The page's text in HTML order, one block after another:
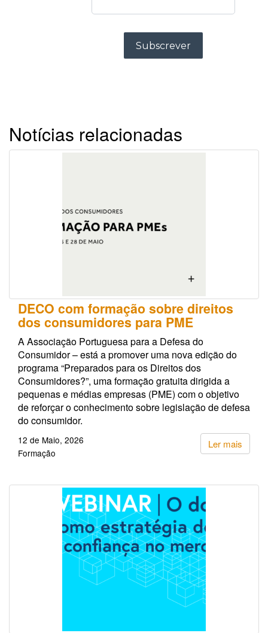
Notícias relacionadas
DECO com formação sobre direitos
dos consumidores para PME
A Associação Portuguesa para a Defesa do
Consumidor – está a promover uma nova edição do
programa “Preparados para os Direitos dos
Consumidores?”, uma formação gratuita dirigida a
pequenas e médias empresas (PME) com o objetivo
de reforçar o conhecimento sobre legislação de defesa
do consumidor.
Ler mais
12 de Maio, 2026
Formação